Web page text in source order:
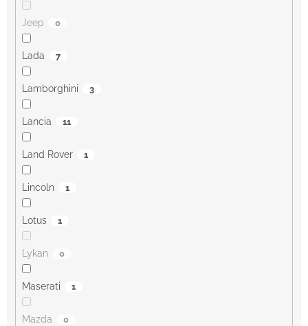
Jeep 0
Lada 7
Lamborghini 3
Lancia 11
Land Rover 1
Lincoln 1
Lotus 1
Lykan 0
Maserati 1
Mazda 0